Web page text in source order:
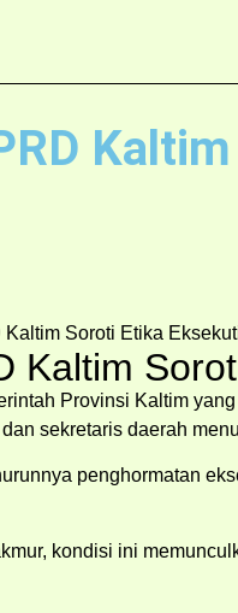
Kaltim
Provinsi Kaltim
sekretaris daerah
penghormatan
kondisi ini